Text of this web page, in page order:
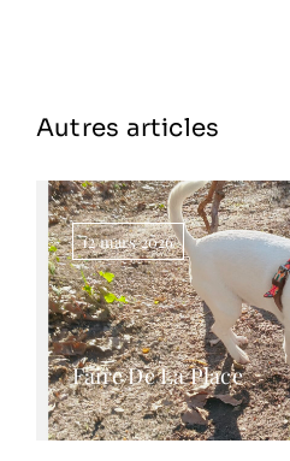
Autres articles
12 mars 2026
Faire De La Place